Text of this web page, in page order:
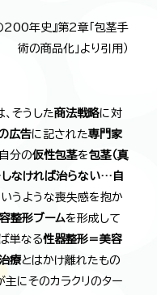
200年史』第2章「包茎手
術の商品化」より引用）
そうした商法戦略に対
広告に記された専門家
分の仮性包茎を包茎（真
なければ治らない…自
うような喪失感を抱か
整形ブームを形成して
単なる性器整形＝美容
療とはかけ離れたもの
主にそのカラクリのター